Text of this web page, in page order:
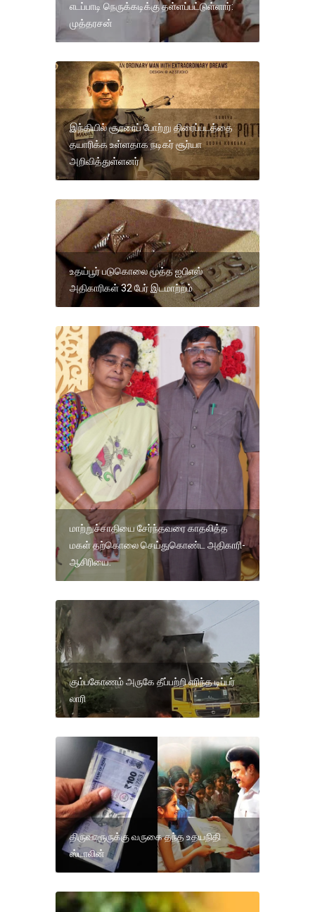
எடப்பாடி நெருக்கடிக்கு தள்ளப்பட்டுள்ளார்:
முத்தரசன்
இந்தியில் சூரரைப் போற்று திரைப்படத்தை
தயாரிக்க உள்ளதாக நடிகர் சூர்யா
அறிவித்துள்ளனர்
உதய்பூர் படுகொலை மூத்த ஐபிஎஸ்
அதிகாரிகள் 32 பேர் இடமாற்றம்
மாற்றுச்சாதியை சேர்ந்தவரை காதலித்த
மகள் தற்கொலை செய்துகொண்ட அதிகாரி-
ஆசிரியை.
கும்பகோணம் அருகே தீப்பற்றி எரிந்த டிப்பர்
லாரி
திருவாரூருக்கு வருகை தந்த உதயநிதி
ஸ்டாலின்